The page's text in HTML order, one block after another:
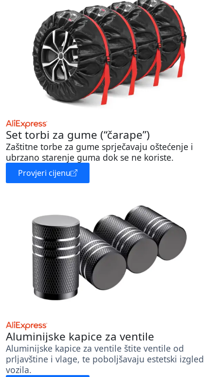
Set torbi za gume (“čarape”)
Zaštitne torbe za gume sprječavaju oštećenje i
ubrzano starenje guma dok se ne koriste.
Provjeri cijenu
Aluminijske kapice za ventile
Aluminijske kapice za ventile štite ventile od
prljavštine i vlage, te poboljšavaju estetski izgled
vozila.